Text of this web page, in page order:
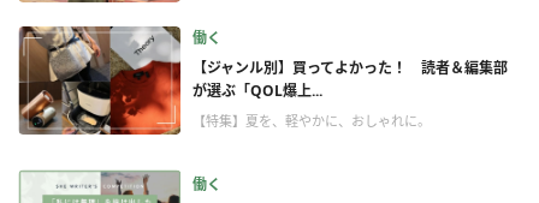
働く
【ジャンル別】買ってよかった！ 読者＆編集部
が選ぶ「QOL爆上...
【特集】夏を、軽やかに、おしゃれに。
働く